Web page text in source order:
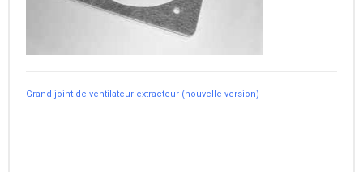
Grand joint de ventilateur extracteur (nouvelle version)